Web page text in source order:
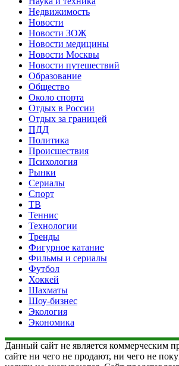
Недвижимость
Новости
Новости ЗОЖ
Новости медицины
Новости Москвы
Новости путешествий
Образование
Общество
Около спорта
Отдых в России
Отдых за границей
ПДД
Политика
Происшествия
Психология
Рынки
Сериалы
Спорт
ТВ
Теннис
Технологии
Тренды
Фигурное катание
Фильмы и сериалы
Футбол
Хоккей
Шахматы
Шоу-бизнес
Экология
Экономика
Данный сайт не является коммерческим
сайте ни чего не продают, ни чего не